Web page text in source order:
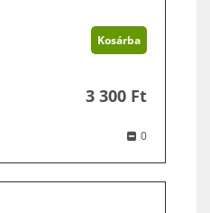
Kosárba
3 300 Ft
0